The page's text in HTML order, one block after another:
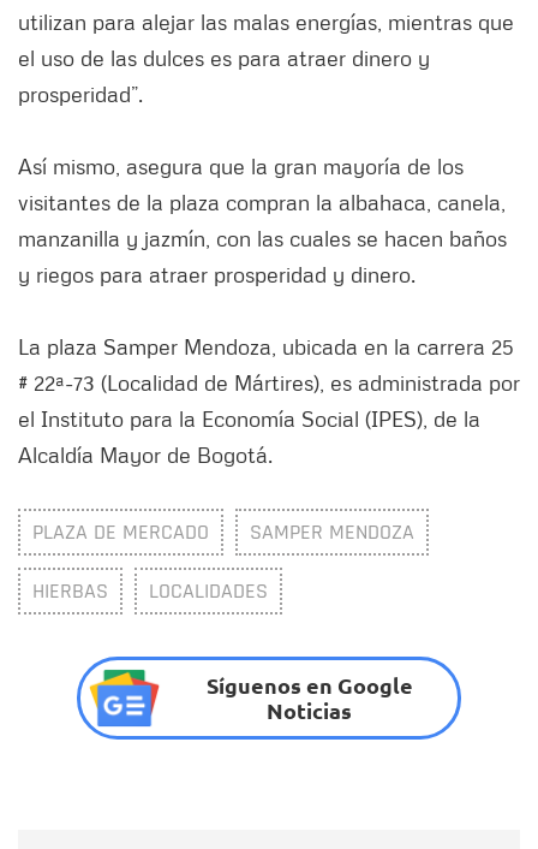
utilizan para alejar las malas energías, mientras que
el uso de las dulces es para atraer dinero y
prosperidad”.
Así mismo, asegura que la gran mayoría de los
visitantes de la plaza compran la albahaca, canela,
manzanilla y jazmín, con las cuales se hacen baños
y riegos para atraer prosperidad y dinero.
La plaza Samper Mendoza, ubicada en la carrera 25
# 22ª-73 (Localidad de Mártires), es administrada por
el Instituto para la Economía Social (IPES), de la
Alcaldía Mayor de Bogotá.
PLAZA DE MERCADO SAMPER MENDOZA
HIERBAS LOCALIDADES
Síguenos en Google
Noticias